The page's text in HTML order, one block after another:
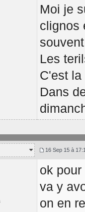
Moi je
clignos
Les
C'est
Dans
16 Sep 15 à
ok
va y
on en